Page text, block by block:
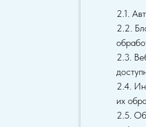
2.1.
2.2.
2.3.
2.4.
их
2.5.